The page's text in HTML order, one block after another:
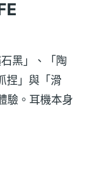
黑」、「陶
捏」與「滑
驗。耳機本身